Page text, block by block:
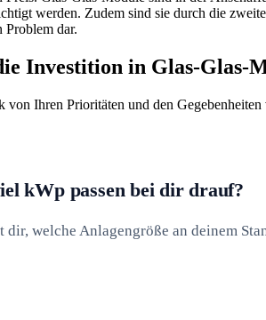
werden. Zudem sind sie durch die
Problem dar.
Investition in Glas-Glas-
von Ihren Prioritäten und den
kWp passen bei dir drauf?
welche Anlagengröße an deinem